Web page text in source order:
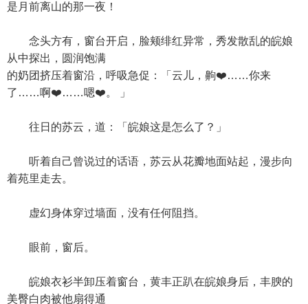
是月前离山的那一夜！
念头方有，窗台开启，脸颊绯红异常，秀发散乱的皖娘
从中探出，圆润饱满
的奶团挤压着窗沿，呼吸急促：「云儿，齁❤️……你来
了……啊❤️……嗯❤️。 」
往日的苏云，道：「皖娘这是怎么了？」
听着自己曾说过的话语，苏云从花瓣地面站起，漫步向
着苑里走去。
虚幻身体穿过墙面，没有任何阻挡。
眼前，窗后。
皖娘衣衫半卸压着窗台，黄丰正趴在皖娘身后，丰腴的
美臀白肉被他扇得通